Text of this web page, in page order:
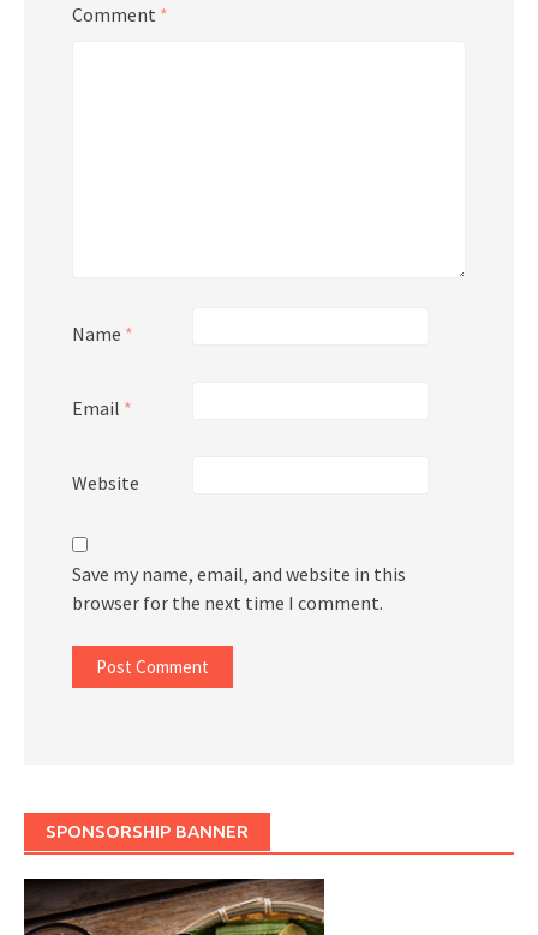
Comment *
Name *
Email *
Website
Save my name, email, and website in this
browser for the next time I comment.
SPONSORSHIP BANNER